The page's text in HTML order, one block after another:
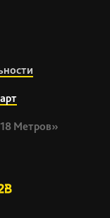
Метров»